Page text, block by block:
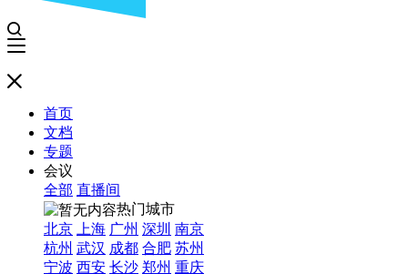
首页
文档
专题
会议
全部 直播间
热门城市
北京
上海 广州 深圳 南京
杭州 武汉 成都 合肥 苏州
宁波 西安 长沙 郑州 重庆